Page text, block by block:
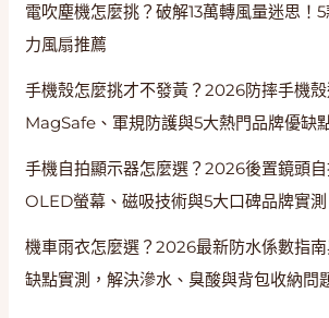
電吹塵機怎麼挑？破解13萬轉風量迷思！
力風扇推薦
手機殼怎麼挑才不發黃？2026防摔手機
MagSafe、軍規防護與5大熱門品牌優缺
手機自拍顯示器怎麼選？2026後置鏡頭
OLED螢幕、磁吸技術與5大口碑品牌實測
機車雨衣怎麼選？2026最新防水係數指
缺點實測，解決滲水、臭酸與背包收納問